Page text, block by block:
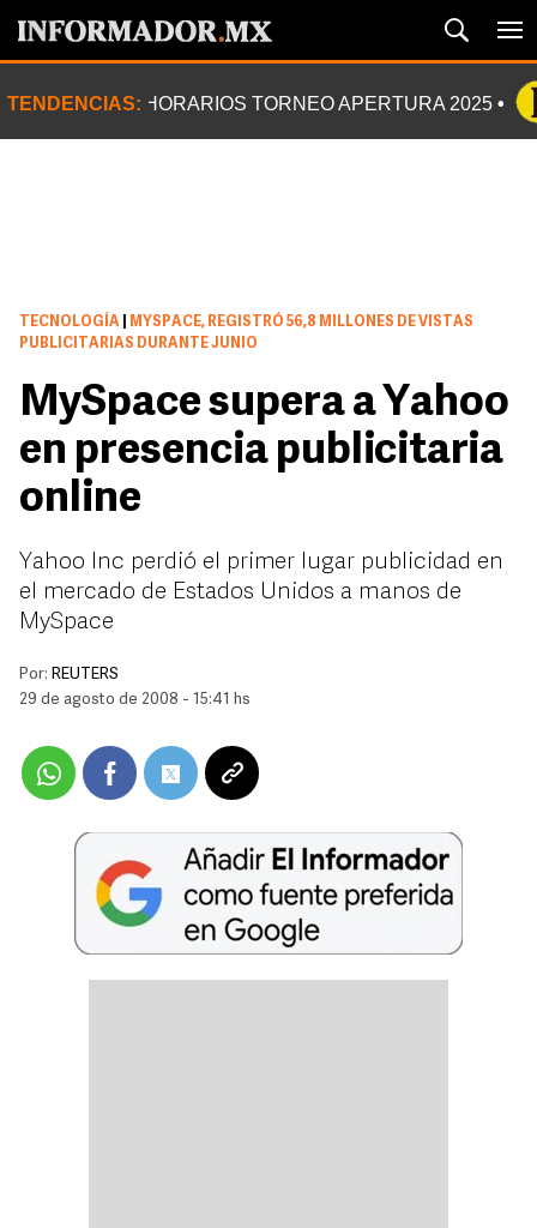
TENDENCIAS: HORARIOS TORNEO APERTURA 2025
TECNOLOGÍA
MYSPACE, REGISTRÓ 56,8 MILLONES DE VISTAS
PUBLICITARIAS DURANTE JUNIO
MySpace supera a Yahoo
en presencia publicitaria
online
Yahoo Inc perdió el primer lugar publicidad en
el mercado de Estados Unidos a manos de
MySpace
Por: REUTERS
29 de agosto de 2008 - 15:41 hs